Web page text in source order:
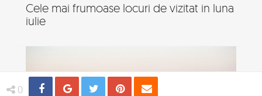
0 Share Distribuie
Tweet Pin
Cele mai frumoase locuri de vizitat in luna
iulie